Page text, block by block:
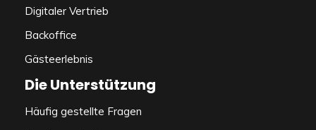
Digitaler Vertrieb
Backoffice
Gästeerlebnis
Die Unterstützung
Häufig gestellte Fragen